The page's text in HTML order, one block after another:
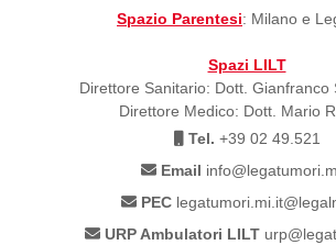
Spazio Parentesi: Milano e
Spazi LILT
Direttore Sanitario: Dott. Gianfranco
Direttore Medico: Dott. Mario
Tel. +39 02 49.521
Email
PEC
URP Ambulatori LILT